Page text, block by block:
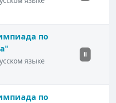
по
языке
II
по